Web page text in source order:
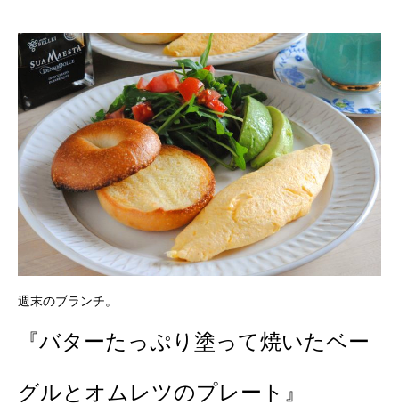
週末のブランチ。
『バターたっぷり塗って焼いたベー
グルとオムレツのプレート』